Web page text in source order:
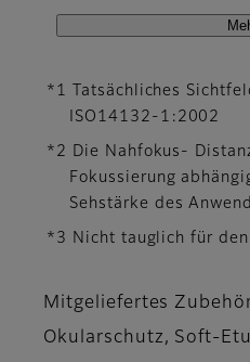
*1 Tatsächliches
ISO14132-1:2002
*2 Die Nahfokus-
Fokussierung
Sehstärke des
*3 Nicht tauglich für
Mitgeliefertes
Okularschutz, Soft-